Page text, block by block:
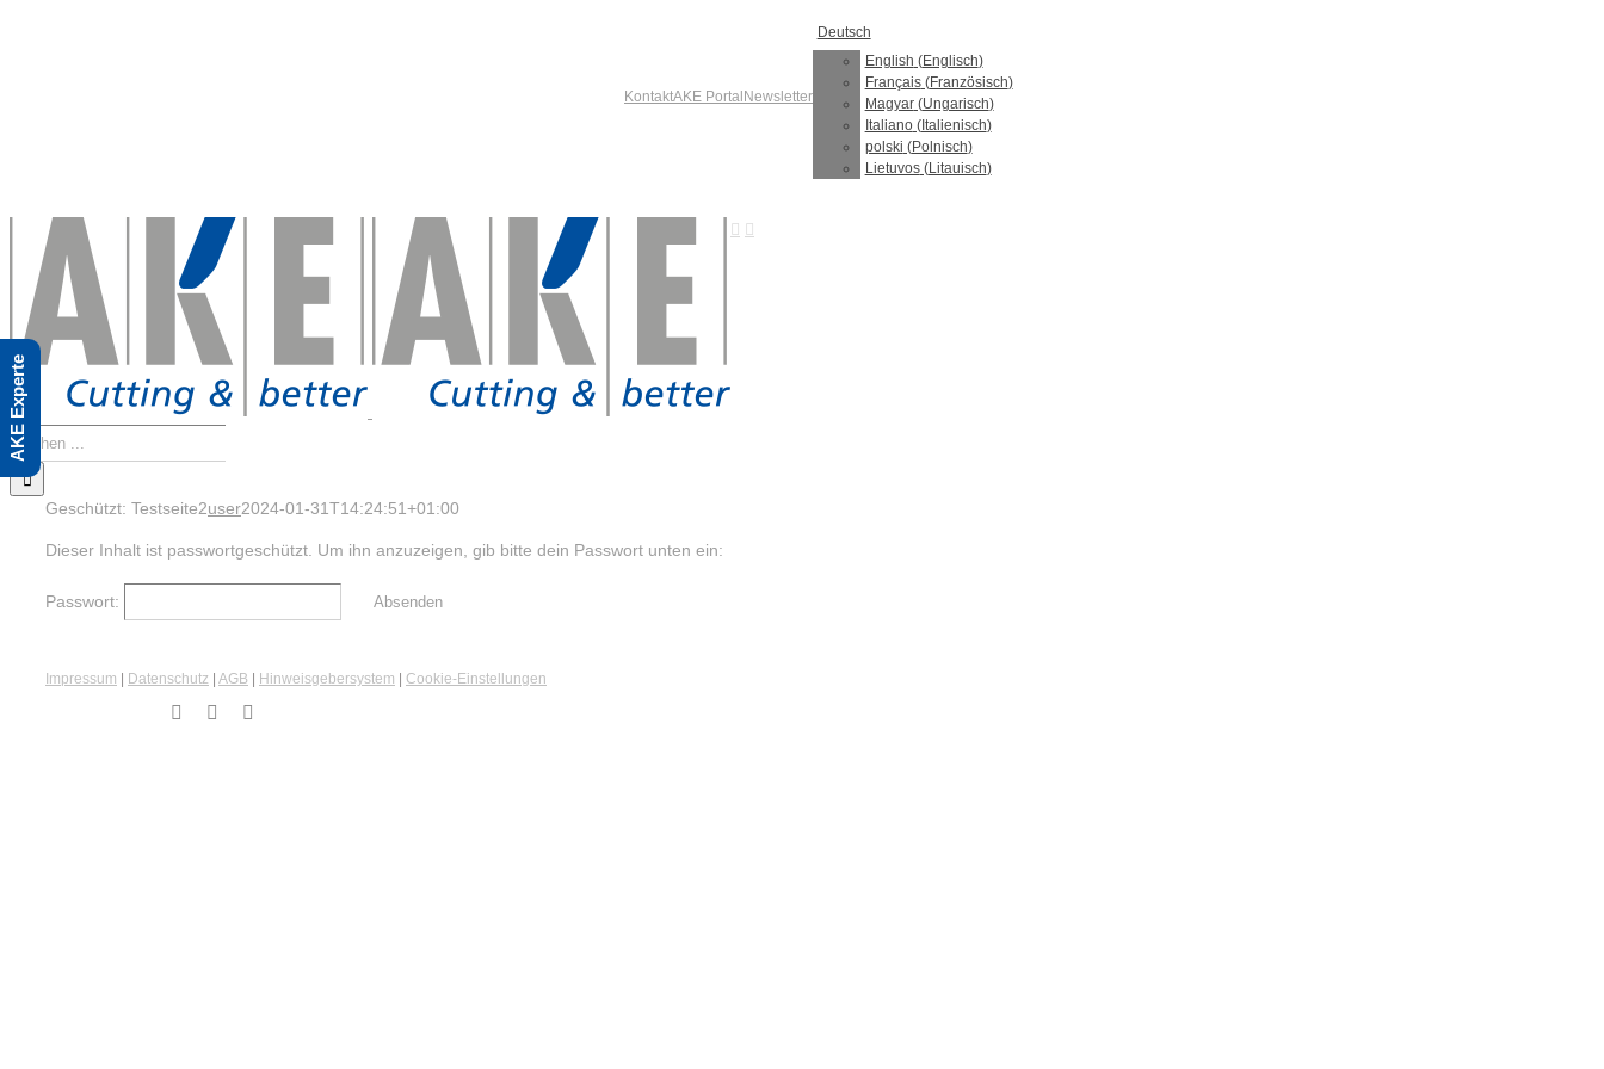
KontaktAKE Portal Newsletter
Deutsch
English (Englisch)
Français(Französisch)
Magyar(Ungarisch)
Italiano(Italienisch)
polski (Polnisch)
Lietuvos(Litauisch)
Suche
nach:
Geschützt: Testseite2user2024-01-31T14:24:51+01:00
Dieser Inhalt ist passwortgeschützt. Um ihn anzuzeigen, gib bitte dein Passwort unten ein:
Passwort:
Impressum Datenschutz AGB Hinweisgebersystem Cookie‑Einstellungen
InstagramFacebook
AKE Experte